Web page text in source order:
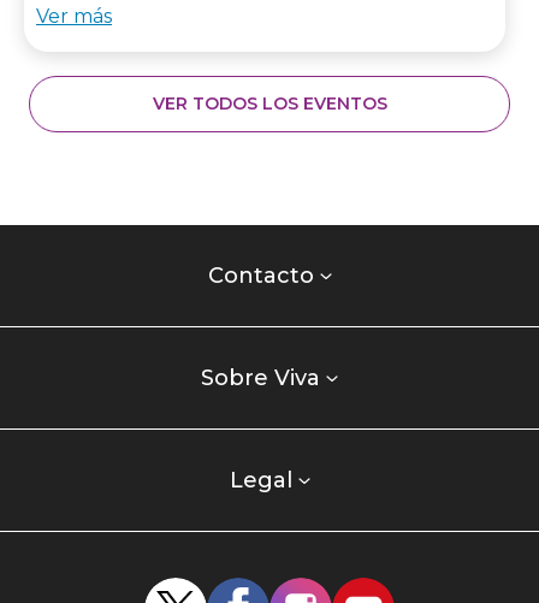
Ver más
VER TODOS LOS EVENTOS
Contacto
Sobre Viva
Legal